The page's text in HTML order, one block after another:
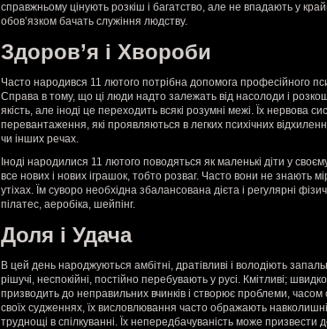
справжньому цінують розкіш і багатство, але не впадають у
обов’язком бачать служіння людству.
Здоров’я і Хвороби
Часто народився 11 лютого потрібна допомога професійного
Справа в тому, що ці люди надто залежать від насолоди і
якість, але іноді це переходить всякі розумні межі. Їх нервова
перевантаження, які проявляються в легких психічних
чи інших речах.
Іноді народилися 11 лютого поводяться як маленькі діти у
все нових і нових іграшок, тобто розваг. Часто вони не знають
утіхах. Їм суворо необхідна збалансована дієта і регулярні
пілатес, аеробіка, шейпінг.
Доля і Удача
В цей день народжуються амбітні, дратівливі і володіють
рішучі, неспокійні, постійно перебувають у русі. Кмітливі;
призводить до неправильних вчинків і створює проблеми, часом
своїх судженнях, їх висловлювання часто ображають
труднощі в спілкуванні. Їх непередбачуваність може призвести